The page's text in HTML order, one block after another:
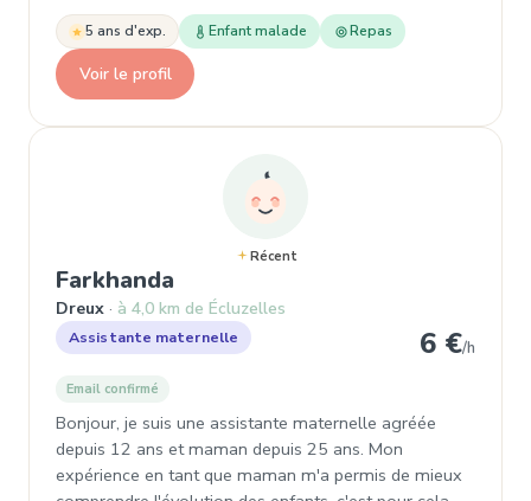
5 ans d'exp. Enfant malade Repas
Voir le profil
Récent
Farkhanda
Dreux à 4,0 km de Écluzelles
Assistante maternelle 6 €/h
Email confirmé
Bonjour, je suis une assistante maternelle agréée
depuis 12 ans et maman depuis 25 ans. Mon
expérience en tant que maman m'a permis de mieux